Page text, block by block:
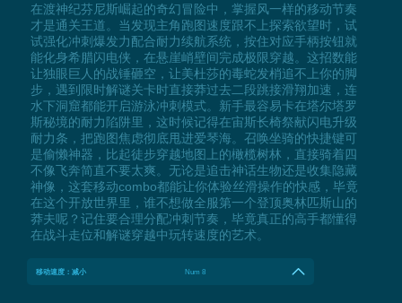
在渡神纪芬尼斯崛起的奇幻冒险中，掌握风一样的移动节奏
才是通关王道。当发现主角跑图速度跟不上探索欲望时，试
试强化冲刺爆发力配合耐力续航系统，按住对应手柄按钮就
能化身希腊闪电侠，在悬崖峭壁间完成极限穿越。这招数能
让独眼巨人的战锤砸空，让美杜莎的毒蛇发梢追不上你的脚
步，遇到限时解谜关卡时直接莽过去二段跳接滑翔加速，连
水下洞窟都能开启游泳冲刺模式。新手最容易卡在塔尔塔罗
斯秘境的耐力陷阱里，这时候记得在宙斯长椅祭献闪电升级
耐力条，把跑图焦虑彻底甩进爱琴海。召唤坐骑的快捷键可
是偷懒神器，比起徒步穿越地图上的橄榄树林，直接骑着四
不像飞奔简直不要太爽。无论是追击神话生物还是收集隐藏
神像，这套移动combo都能让你体验丝滑操作的快感，毕竟
在这个开放世界里，谁不想做全服第一个登顶奥林匹斯山的
莽夫呢？记住要合理分配冲刺节奏，毕竟真正的高手都懂得
在战斗走位和解谜穿越中玩转速度的艺术。
移动速度：减小 Num 8